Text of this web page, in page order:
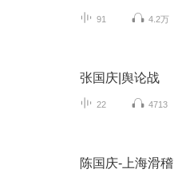
91 4.2万
张国庆|舆论战
22 4713
陈国庆-上海滑稽